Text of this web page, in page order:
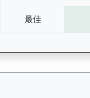
最佳